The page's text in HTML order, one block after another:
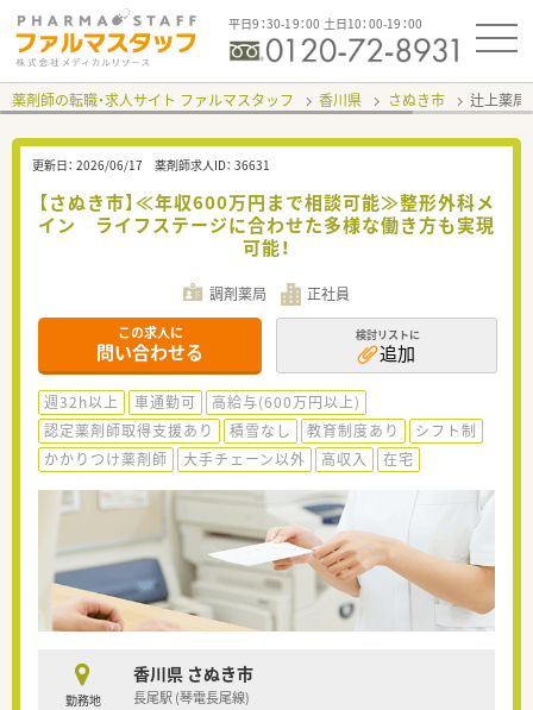
平日9：30-19：00 土日10：00-19：00
薬剤師の転職・求人サイト ファルマスタッフ 香川県 さぬき市 辻上薬
更新日： 2026/06/17 薬剤師求人ID： 36631
【さぬき市】≪年収600万円まで相談可能≫整形外科メ
イン ライフステージに合わせた多様な働き方も実現
可能！
調剤薬局 正社員
この求人に
問い合わせる
検討リストに
追加
週32h以上 車通勤可
高給与(600万円以上)
認定薬剤師取得支援あり
積雪なし 教育制度あり
シフト制
かかりつけ薬剤師
大手チェーン以外 高収入 在宅
勤務地
香川県 さぬき市
長尾駅 (琴電長尾線)